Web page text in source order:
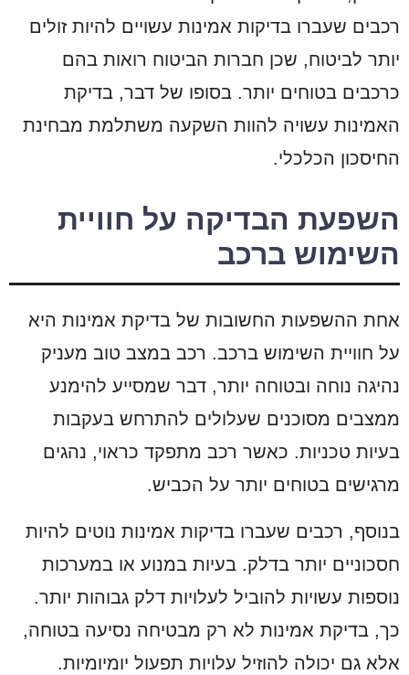
רכבים שעברו בדיקות אמינות עשויים להיות זולים
יותר לביטוח, שכן חברות הביטוח רואות בהם
כרכבים בטוחים יותר. בסופו של דבר, בדיקת
האמינות עשויה להוות השקעה משתלמת מבחינת
החיסכון הכלכלי.
השפעת הבדיקה על חוויית
השימוש ברכב
אחת ההשפעות החשובות של בדיקת אמינות היא
על חוויית השימוש ברכב. רכב במצב טוב מעניק
נהיגה נוחה ובטוחה יותר, דבר שמסייע להימנע
ממצבים מסוכנים שעלולים להתרחש בעקבות
בעיות טכניות. כאשר רכב מתפקד כראוי, נהגים
מרגישים בטוחים יותר על הכביש.
בנוסף, רכבים שעברו בדיקות אמינות נוטים להיות
חסכוניים יותר בדלק. בעיות במנוע או במערכות
נוספות עשויות להוביל לעלויות דלק גבוהות יותר.
כך, בדיקת אמינות לא רק מבטיחה נסיעה בטוחה,
אלא גם יכולה להוזיל עלויות תפעול יומיומיות.